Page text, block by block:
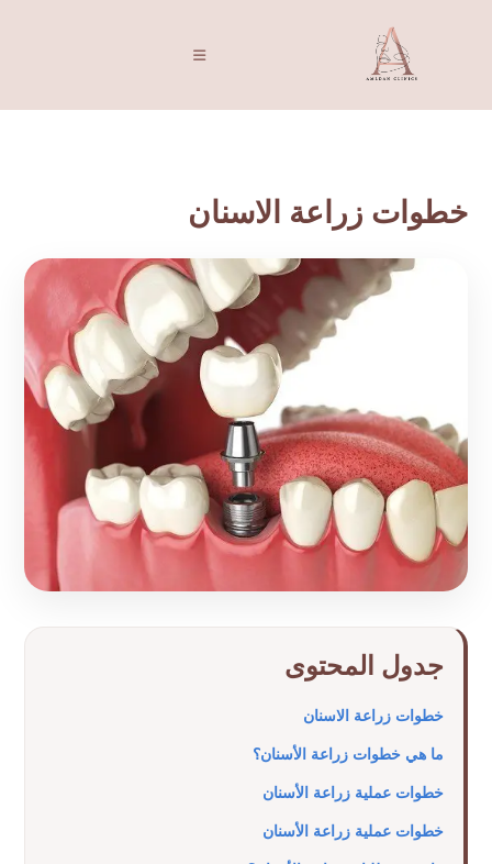
خطوات زراعة الاسنان
جدول المحتوى
خطوات زراعة الاسنان
ما هي خطوات زراعة الأسنان؟
خطوات عملية زراعة الأسنان
خطوات عملية زراعة الأسنان